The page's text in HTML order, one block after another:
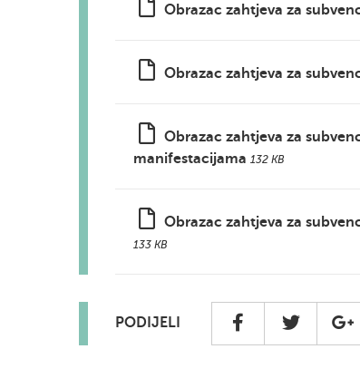
Obrazac zahtjeva za
Obrazac zahtjeva za
Obrazac zahtjeva za
manifestacijama 132 KB
Obrazac zahtjeva za
133 KB
PODIJELI